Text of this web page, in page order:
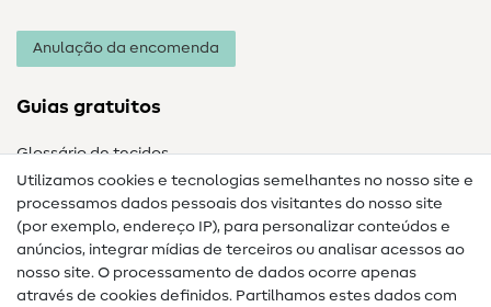
Anulação da encomenda
Guias gratuitos
Glossário de tecidos
Guias de costura
Ajuda e contacto
Utilizamos cookies e tecnologias semelhantes no nosso site e
processamos dados pessoais dos visitantes do nosso site
(por exemplo, endereço IP), para personalizar conteúdos e
anúncios, integrar mídias de terceiros ou analisar acessos ao
nosso site. O processamento de dados ocorre apenas
através de cookies definidos. Partilhamos estes dados com